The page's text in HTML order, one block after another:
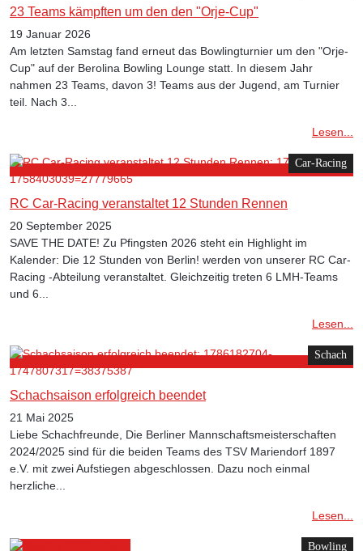
23 Teams kämpften um den den "Orje-Cup"
19 Januar 2026
Am letzten Samstag fand erneut das Bowlingturnier um den "Orje-
Cup" auf der Berolina Bowling Lounge statt. In diesem Jahr
nahmen 23 Teams, davon 3! Teams aus der Jugend, am Turnier
teil. Nach 3...
Lesen...
Car-Racing
RC Car-Racing veranstaltet 12 Stunden Rennen
20 September 2025
SAVE THE DATE! Zu Pfingsten 2026 steht ein Highlight im
Kalender: Die 12 Stunden von Berlin! werden von unserer RC Car-
Racing -Abteilung veranstaltet. Gleichzeitig treten 6 LMH-Teams
und 6...
Lesen...
Schach
Schachsaison erfolgreich beendet
21 Mai 2025
Liebe Schachfreunde, Die Berliner Mannschaftsmeisterschaften
2024/2025 sind für die beiden Teams des TSV Mariendorf 1897
e.V. mit zwei Aufstiegen abgeschlossen. Dazu noch einmal
herzliche...
Lesen...
Bowling